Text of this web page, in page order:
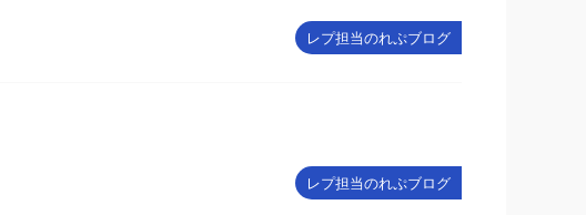
レプ担当のれぷブログ
レプ担当のれぷブログ